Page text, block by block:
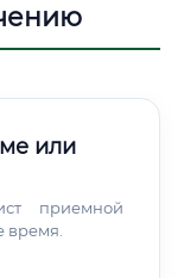
или
приемной
время.